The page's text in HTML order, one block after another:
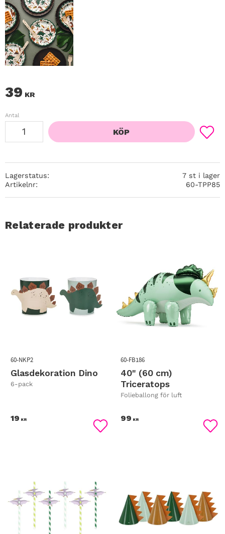
39 KR
Antal
KÖP
Lägg
Lagerstatus
7 st i lager
Artikelnr
60-TPP85
Relaterade produkter
Glasdekoration Dino
6-pack
60-NKP2
19 KR
Lägg till i favoriter
40" (60 cm)
Triceratops
Folieballong för luft
60-FB186
99 KR